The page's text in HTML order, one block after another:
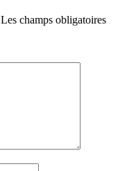
Les champs obligatoires